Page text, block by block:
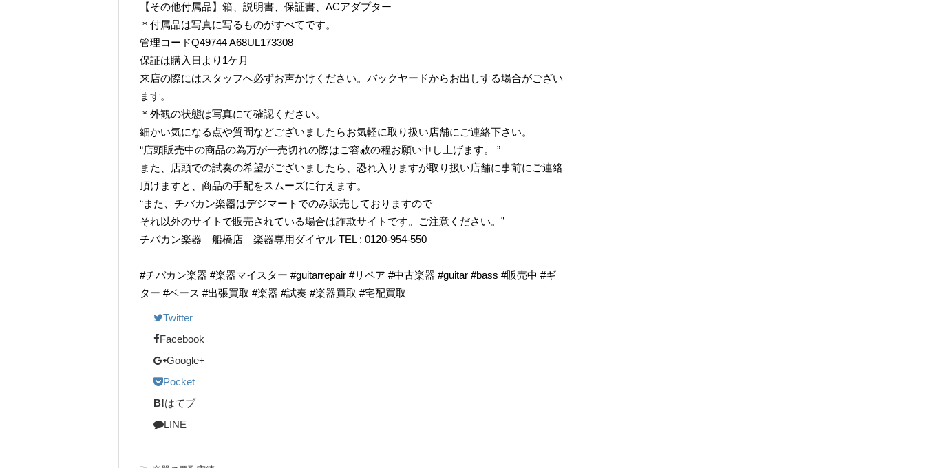
【その他付属品】箱、説明書、保証書、ACアダプター
＊付属品は写真に写るものがすべてです。
管理コードQ49744 A68UL173308
保証は購入日より1ケ月
来店の際にはスタッフへ必ずお声かけください。バックヤードからお出しする場合がござい
ます。
＊外観の状態は写真にて確認ください。
細かい気になる点や質問などございましたらお気軽に取り扱い店舗にご連絡下さい。
“店頭販売中の商品の為万が一売切れの際はご容赦の程お願い申し上げます。 ”
また、店頭での試奏の希望がございましたら、恐れ入りますが取り扱い店舗に事前にご連絡
頂けますと、商品の手配をスムーズに行えます。
“また、チバカン楽器はデジマートでのみ販売しておりますので
それ以外のサイトで販売されている場合は詐欺サイトです。ご注意ください。”
チバカン楽器 船橋店 楽器専用ダイヤル TEL : 0120-954-550
#チバカン楽器 #楽器マイスター #guitarrepair #リペア #中古楽器 #guitar #bass #販売中 #ギ
ター #ベース #出張買取 #楽器 #試奏 #楽器買取 #宅配買取
Twitter
Facebook
Google+
Pocket
B!はてブ
LINE